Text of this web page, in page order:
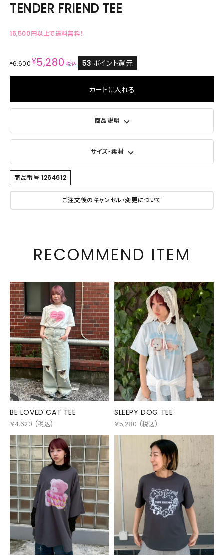
TENDER FRIEND TEE
16,500円以上で送料無料！
¥6,600¥5,280 税込 53 ポイント還元
カートに入れる
商品説明
サイズ・素材
商品番号 1264612
ご注文後のキャンセル・変更について
RECOMMEND ITEM
BE LOVED CAT TEE
￥4,620 (税込)
SLEEPY DOG TEE
￥5,280 (税込)